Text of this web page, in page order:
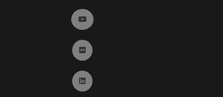
Ir a YouTube (abre en ventana nueva)
Ir a Flickr (abre en ventana nueva)
Ir a Linkedin (abre en ventana nueva)